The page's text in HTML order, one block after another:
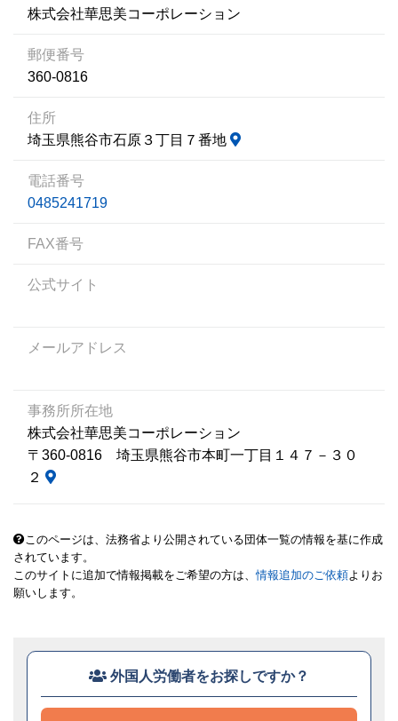
株式会社華思美コーポレーション
郵便番号
360-0816
住所
埼玉県熊谷市石原３丁目７番地
電話番号
0485241719
FAX番号
公式サイト
メールアドレス
事務所所在地
株式会社華思美コーポレーション
〒360-0816 埼玉県熊谷市本町一丁目１４７－３０
２
このページは、法務省より公開されている団体一覧の情報を基に作成
されています。
このサイトに追加で情報掲載をご希望の方は、情報追加のご依頼よりお
願いします。
外国人労働者をお探しですか？